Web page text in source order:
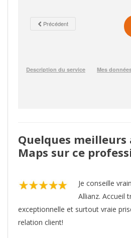
Quelques meilleurs
Maps sur ce
Je conseille
Allianz. Accueil
exceptionnelle et surtout vraie
relation client!